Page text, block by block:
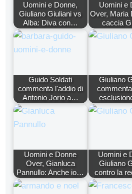
Uomini e Donne,
Giuliano Giuliani vs
Alba: Diva con…
Uomini e
Over, Maria
caccia
Guido Soldati
commenta l'addio di
Antonio Jorio a…
Giuliano
Uomini e Donne
Over, Gianluca
Pannullo: Anche io…
Uomini e
Giuliano
contro la